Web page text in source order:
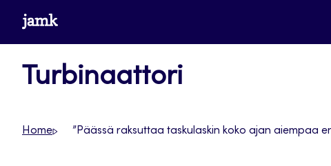
Siirrywww.jamk.fi
Turbinaattori
Home ”Päässä raksuttaa taskulaskin koko ajan aiempaa